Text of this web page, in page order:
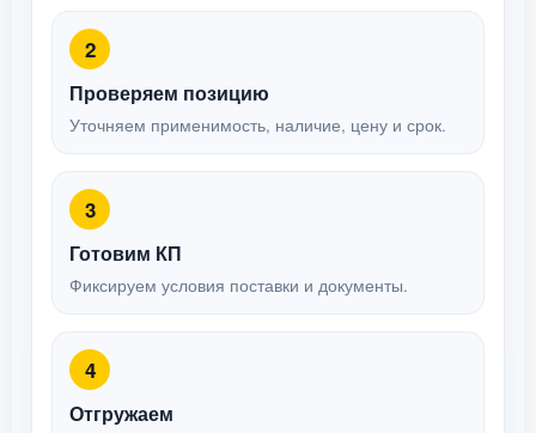
2
Проверяем позицию
Уточняем применимость, наличие, цену и срок.
3
Готовим КП
Фиксируем условия поставки и документы.
4
Отгружаем